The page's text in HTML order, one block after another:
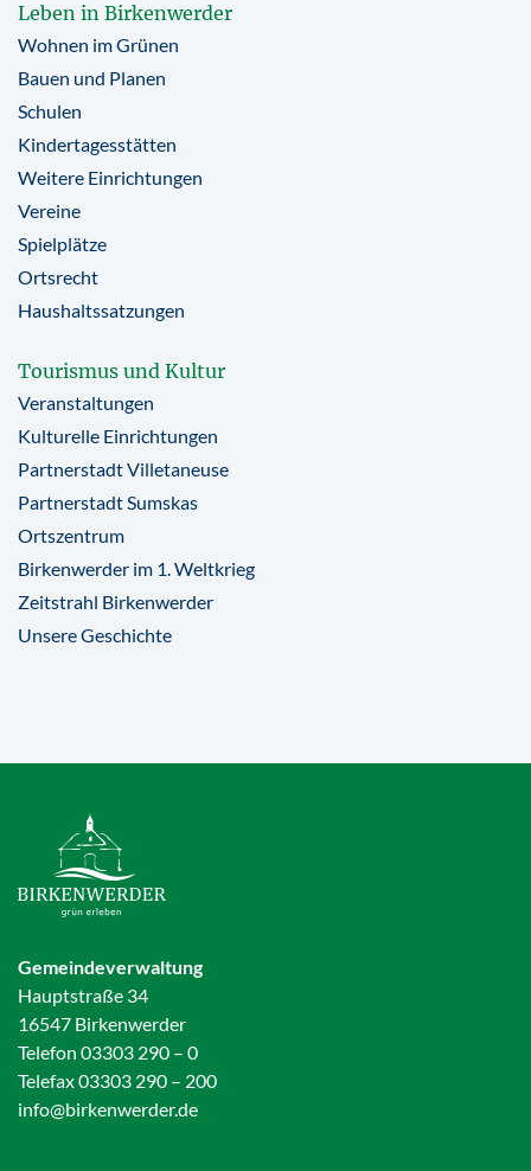
Leben in Birkenwerder
Wohnen im Grünen
Bauen und Planen
Schulen
Kindertagesstätten
Weitere Einrichtungen
Vereine
Spielplätze
Ortsrecht
Haushaltssatzungen
Tourismus und Kultur
Veranstaltungen
Kulturelle Einrichtungen
Partnerstadt Villetaneuse
Partnerstadt Sumskas
Ortszentrum
Birkenwerder im 1. Weltkrieg
Zeitstrahl Birkenwerder
Unsere Geschichte
Gemeindeverwaltung
Hauptstraße 34
16547 Birkenwerder
Telefon 03303 290 – 0
Telefax 03303 290 – 200
info@birkenwerder.de